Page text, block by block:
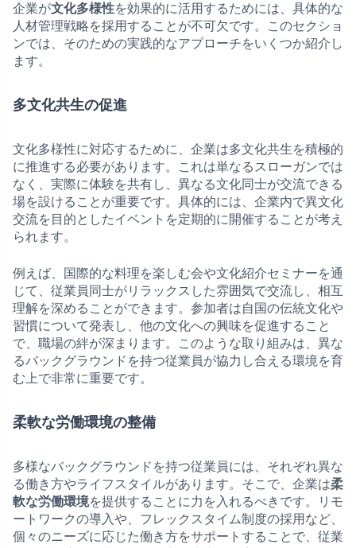
企業が文化多様性を効果的に活用するためには、具体的な
人材管理戦略を採用することが不可欠です。このセクショ
ンでは、そのための実践的なアプローチをいくつか紹介し
ます。
多文化共生の促進
文化多様性に対応するために、企業は多文化共生を積極的
に推進する必要があります。これは単なるスローガンでは
なく、実際に体験を共有し、異なる文化同士が交流できる
場を設けることが重要です。具体的には、企業内で異文化
交流を目的としたイベントを定期的に開催することが考え
られます。
例えば、国際的な料理を楽しむ会や文化紹介セミナーを通
じて、従業員同士がリラックスした雰囲気で交流し、相互
理解を深めることができます。参加者は自国の伝統文化や
習慣について発表し、他の文化への興味を促進すること
で、職場の絆が深まります。このような取り組みは、異な
るバックグラウンドを持つ従業員が協力し合える環境を育
む上で非常に重要です。
柔軟な労働環境の整備
多様なバックグラウンドを持つ従業員には、それぞれ異な
る働き方やライフスタイルがあります。そこで、企業は柔
軟な労働環境を提供することに力を入れるべきです。リモ
ートワークの導入や、フレックスタイム制度の採用など、
個々のニーズに応じた働き方をサポートすることで、従業